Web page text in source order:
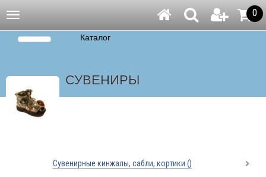
Навигация 0
Каталог
СУВЕНИРЫ
Сувенирные кинжалы, сабли, кортики ()